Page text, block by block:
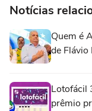
Notícias
Quem é
de Flávio
Lotofácil
prêmio